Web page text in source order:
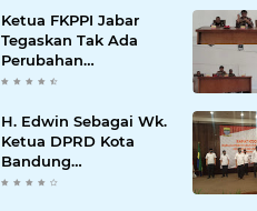
Ketua FKPPI Jabar
Tegaskan Tak Ada
Perubahan
Kepengurusan PC KB
Ketua Cabang Diminta
Segera Konsolidasi
H. Edwin Sebagai Wk.
Ketua DPRD Kota
Bandung
Mengapresiasi Dan